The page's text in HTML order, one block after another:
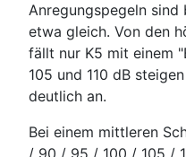
Anregungspegeln
etwa gleich. Von den
fällt nur K5 mit einem
105 und 110 dB
deutlich an.
Bei einem mittleren